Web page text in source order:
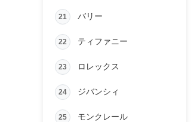
21 バリー
22 ティファニー
23 ロレックス
24 ジバンシィ
25 モンクレール